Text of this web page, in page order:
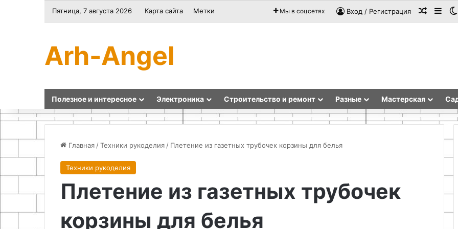
Пятница, 7 августа 2026 Карта сайта Метки Мы в соцсетях Вход / Регистрация
Arh-Angel
Полезное и интересное Электроника Строительство и ремонт Разные Мастерская
Главная /Техники рукоделия / Плетение из газетных трубочек корзины для белья
Техники рукоделия
Плетение из газетных трубочек
корзины для белья
вешалка
для
из
с
мангалом